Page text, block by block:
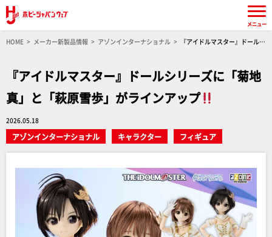
HOME メーカー新製品情報 アゾンインターナショナル
『アイドルマスター』ドールシ
『アイドルマスター』ドールシリーズに「菊地
真」と「萩原雪歩」がラインアップ
2026.05.18
アゾンインターナショナル キャラクター フィギュア
メニュー